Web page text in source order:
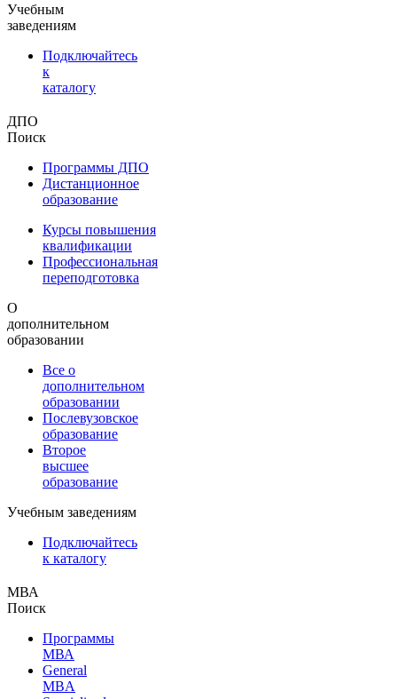
Учебным
заведениям
Подключайтесь
к
каталогу
ДПО
Поиск
Программы ДПО
Дистанционное
образование
Курсы повышения
квалификации
Профессиональная
переподготовка
О
дополнительном
образовании
Все о
дополнительном
образовании
Послевузовское
образование
Второе
высшее
образование
Учебным заведениям
Подключайтесь
к каталогу
МВА
Поиск
Программы
МВА
General
MBA